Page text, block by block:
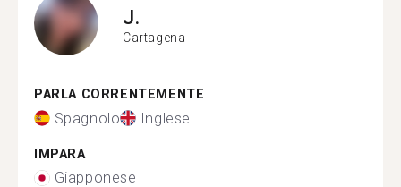
J.
Cartagena
PARLA CORRENTEMENTE
Spagnolo Inglese
IMPARA
Giapponese